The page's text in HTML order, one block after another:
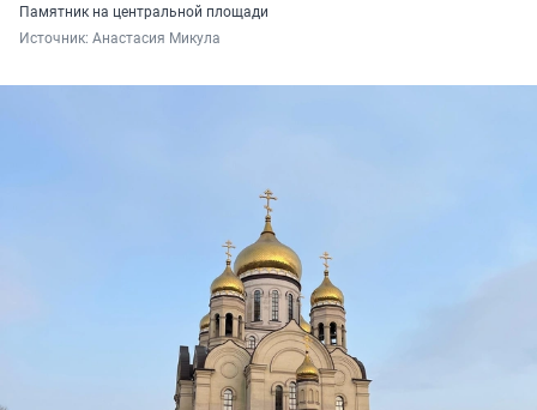
Памятник на центральной площади
Источник: Анастасия Микула